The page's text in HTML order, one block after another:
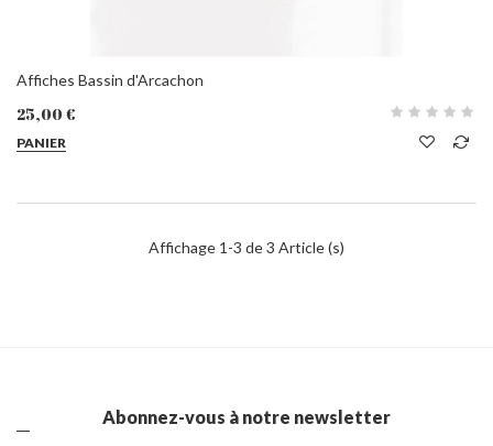
Affiches Bassin d'Arcachon
25,00 €
PANIER
Affichage 1-3 de 3 Article (s)
Abonnez-vous à notre newsletter